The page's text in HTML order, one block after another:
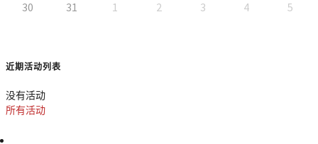
30 31 1 2 3 4 5
近期活动列表
没有活动
所有活动